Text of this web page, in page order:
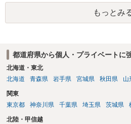
もっとみ
都道府県から個人・プライベートに
北海道・東北
北海道
青森県 岩手県 宮城県 秋田県 山
関東
東京都
神奈川県 千葉県 埼玉県 茨城県
北陸・甲信越